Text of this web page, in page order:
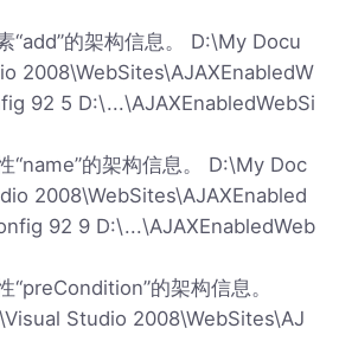
“add”的架构信息。 D:\My Docu
2008\WebSites\AJAXEnabledW
92 5 D:\...\AJAXEnabledWebSi
“name”的架构信息。 D:\My Doc
2008\WebSites\AJAXEnabled
92 9 D:\...\AJAXEnabledWeb
“preCondition”的架构信息。
Studio 2008\WebSites\AJ